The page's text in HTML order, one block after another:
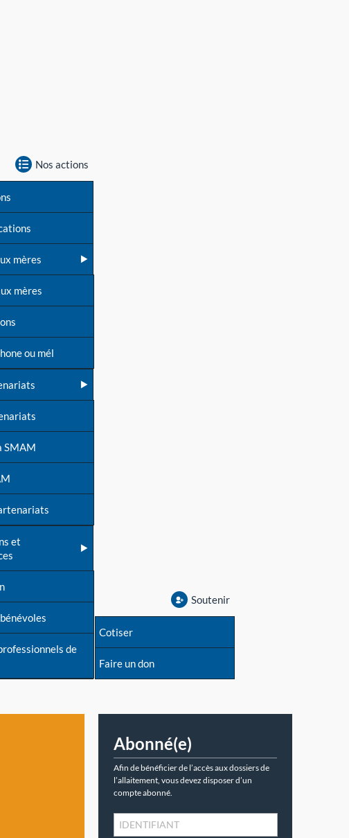
Nos actions
mères
mères
ou mél
SMAM
et
de
Soutenir
Cotiser
Faire un don
Abonné(e)
Afin de bénéficier de l’accès aux dossiers de
l’allaitement, vous devez disposer d’un
compte abonné.